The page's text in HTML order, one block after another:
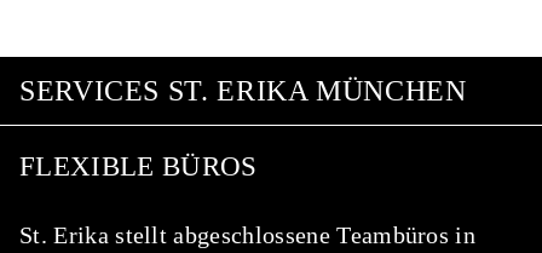
SERVICES ST. ERIKA MÜNCHEN
FLEXIBLE BÜROS
St. Erika stellt abgeschlossene Teambüros in